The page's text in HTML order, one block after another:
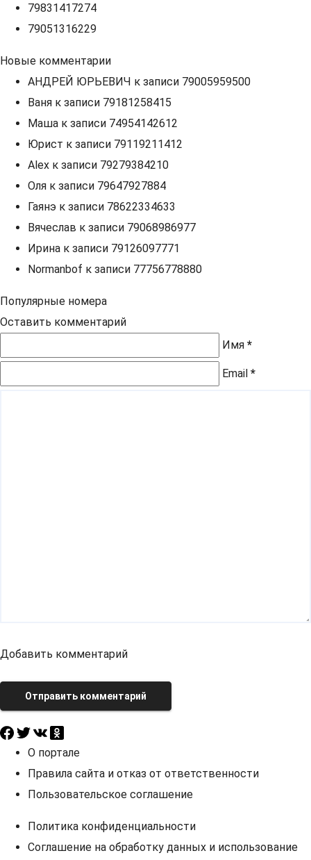
79831417274
79051316229
Новые комментарии
АНДРЕЙ ЮРЬЕВИЧ к записи 79005959500
Ваня к записи 79181258415
Маша к записи 74954142612
Юрист к записи 79119211412
Alex к записи 79279384210
Оля к записи 79647927884
Гаянэ к записи 78622334633
Вячеслав к записи 79068986977
Ирина к записи 79126097771
Normanbof к записи 77756778880
Популярные номера
Оставить комментарий
Имя *
Email *
Добавить комментарий
Отправить комментарий
О портале
Правила сайта и отказ от ответственности
Пользовательское соглашение
Политика конфиденциальности
Соглашение на обработку данных и использование